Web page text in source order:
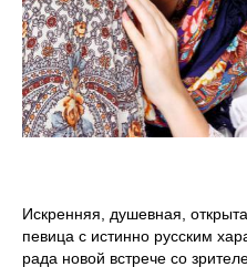
Искренняя, душевная,
певица с истинно русским
рада новой встрече со